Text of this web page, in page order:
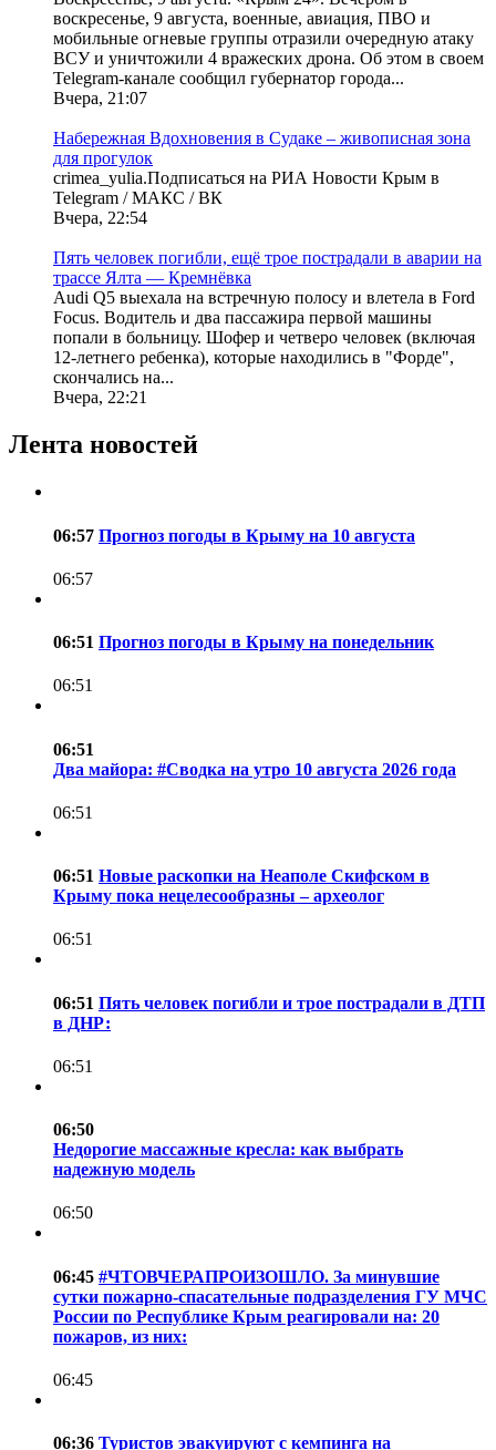
воскресенье, 9 августа, военные, авиация, ПВО и
мобильные огневые группы отразили очередную атаку
ВСУ и уничтожили 4 вражеских дрона. Об этом в своем
Telegram-канале сообщил губернатор города...
Вчера, 21:07
Набережная Вдохновения в Судаке – живописная зона
для прогулок
crimea_yulia.Подписаться на РИА Новости Крым в
Telegram / МАКС / ВК
Вчера, 22:54
Пять человек погибли, ещё трое пострадали в аварии на
трассе Ялта — Кремнёвка
Audi Q5 выехала на встречную полосу и влетела в Ford
Focus. Водитель и два пассажира первой машины
попали в больницу. Шофер и четверо человек (включая
12-летнего ребенка), которые находились в "Форде",
скончались на...
Вчера, 22:21
Лента новостей
06:57 Прогноз погоды в Крыму на 10 августа
06:57
06:51 Прогноз погоды в Крыму на понедельник
06:51
06:51
Два майора: #Сводка на утро 10 августа 2026 года
06:51
06:51 Новые раскопки на Неаполе Скифском в
Крыму пока нецелесообразны – археолог
06:51
06:51 Пять человек погибли и трое пострадали в ДТП
в ДНР:
06:51
06:50
Недорогие массажные кресла: как выбрать
надежную модель
06:50
06:45 #ЧТОВЧЕРАПРОИЗОШЛО. За минувшие
сутки пожарно-спасательные подразделения ГУ МЧС
России по Республике Крым реагировали на: 20
пожаров, из них:
06:45
06:36 Туристов эвакуируют с кемпинга на